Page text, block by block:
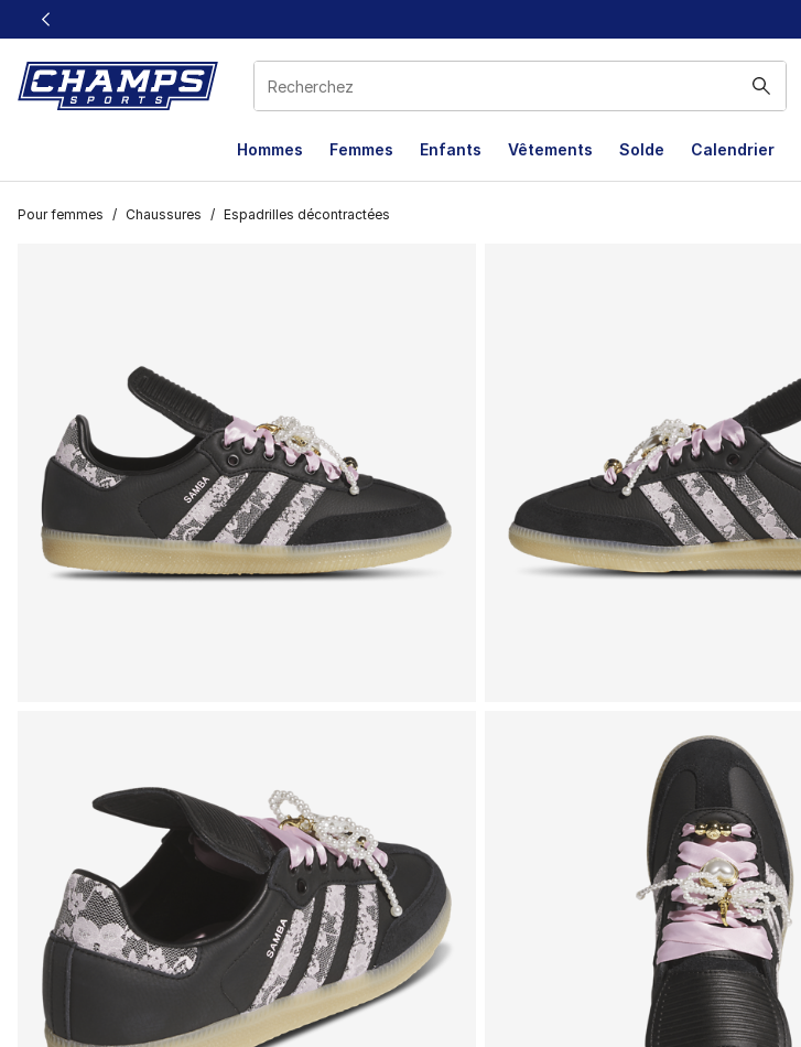
Ce lien s’ouvrira dans une nouvelle fenêtre
Hommes Femmes Enfants Vêtements Solde Calendrier
Pour femmes / Chaussures / Espadrilles décontractées